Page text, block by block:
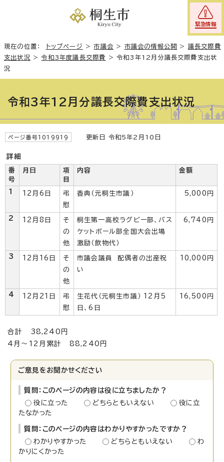
緊急情報
現在の位置： トップページ >市議会 > 市議会の情報公開 > 議長交際費
支出状況
>令和3年度議長交際費 >令和3年12月分議長交際費支出状
況
令和3年12月分議長交際費支出状況
ページ番号1019919 更新日 令和5年2月10日
詳細
番
号
月日
項
目
内容 金額
1 12月6日
弔
慰
香典（元桐生市議） 5,000円
2 12月8日
そ
の
他
桐生第一高校ラグビー部、バス
ケットボール部全国大会出場
激励（飲物代）
6,740円
3 12月16日
そ
の
他
市議会議員 配偶者の出産祝
い
10,000円
4 12月21日
弔
慰
生花代（元桐生市議） 12月5
日、6日
16,500円
合計 38,240円
4月～12月累計 88,240円
ご意見をお聞かせください
質問：このページの内容は役に立ちましたか？
役に立った
どちらともいえない
役に立
たなかった
質問：このページの内容はわかりやすかったですか？
わかりやすかった
どちらともいえない
わ
かりにくかった